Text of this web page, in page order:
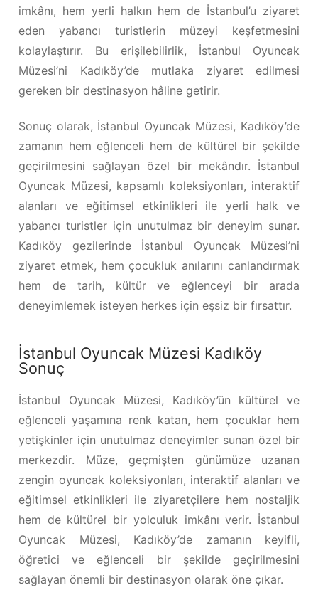
imkânı, hem yerli halkın hem de İstanbul’u ziyaret
eden yabancı turistlerin müzeyi keşfetmesini
kolaylaştırır. Bu erişilebilirlik, İstanbul Oyuncak
Müzesi’ni Kadıköy’de mutlaka ziyaret edilmesi
gereken bir destinasyon hâline getirir.
Sonuç olarak, İstanbul Oyuncak Müzesi, Kadıköy’de
zamanın hem eğlenceli hem de kültürel bir şekilde
geçirilmesini sağlayan özel bir mekândır. İstanbul
Oyuncak Müzesi, kapsamlı koleksiyonları, interaktif
alanları ve eğitimsel etkinlikleri ile yerli halk ve
yabancı turistler için unutulmaz bir deneyim sunar.
Kadıköy gezilerinde İstanbul Oyuncak Müzesi’ni
ziyaret etmek, hem çocukluk anılarını canlandırmak
hem de tarih, kültür ve eğlenceyi bir arada
deneyimlemek isteyen herkes için eşsiz bir fırsattır.
İstanbul Oyuncak Müzesi Kadıköy
Sonuç
İstanbul Oyuncak Müzesi, Kadıköy’ün kültürel ve
eğlenceli yaşamına renk katan, hem çocuklar hem
yetişkinler için unutulmaz deneyimler sunan özel bir
merkezdir. Müze, geçmişten günümüze uzanan
zengin oyuncak koleksiyonları, interaktif alanları ve
eğitimsel etkinlikleri ile ziyaretçilere hem nostaljik
hem de kültürel bir yolculuk imkânı verir. İstanbul
Oyuncak Müzesi, Kadıköy’de zamanın keyifli,
öğretici ve eğlenceli bir şekilde geçirilmesini
sağlayan önemli bir destinasyon olarak öne çıkar.